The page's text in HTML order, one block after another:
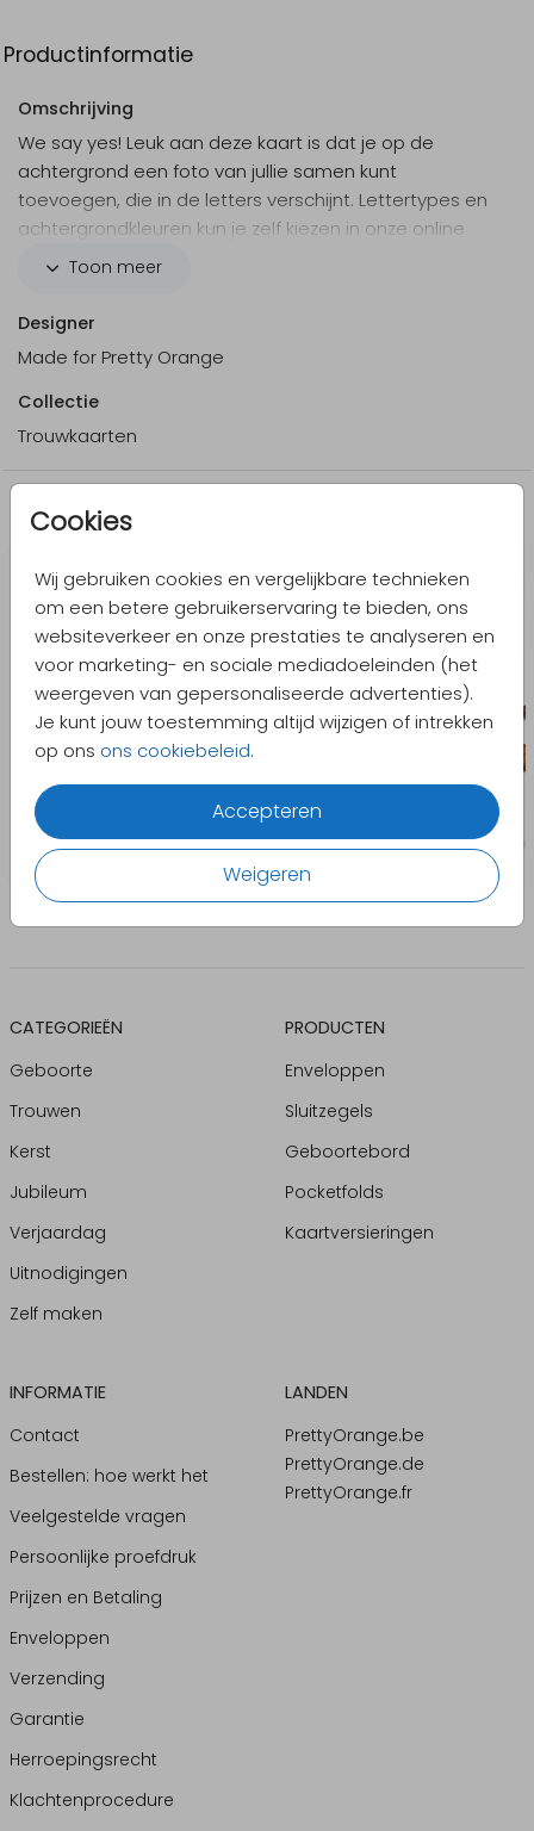
Cookies
Wij gebruiken cookies en vergelijkbare technieken
om een betere gebruikerservaring te bieden, ons
websiteverkeer en onze prestaties te analyseren en
voor marketing- en sociale mediadoeleinden (het
weergeven van gepersonaliseerde advertenties).
Je kunt jouw toestemming altijd wijzigen of intrekken
op ons ons cookiebeleid.
Accepteren
Weigeren
Productinformatie
Omschrijving
We say yes! Leuk aan deze kaart is dat je op de
achtergrond een foto van jullie samen kunt
toevoegen, die in de letters verschijnt. Lettertypes en
achtergrondkleuren kun je zelf kiezen in onze online
editor. Tip: kies voor een kleurrijke envelop. Dat maakt
Toon meer
Designer
Made for Pretty Orange
Collectie
Trouwkaarten
Meer in dezelfde stijl
CATEGORIEËN
Geboorte
Trouwen
Kerst
Jubileum
Verjaardag
Uitnodigingen
Zelf maken
PRODUCTEN
Enveloppen
Sluitzegels
Geboortebord
Pocketfolds
Kaartversieringen
INFORMATIE
Contact
Bestellen: hoe werkt het
Veelgestelde vragen
Persoonlijke proefdruk
Prijzen en Betaling
Enveloppen
Verzending
Garantie
Herroepingsrecht
Klachtenprocedure
LANDEN
PrettyOrange.be
PrettyOrange.de
PrettyOrange.fr